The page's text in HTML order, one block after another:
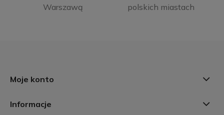
Warszawą
polskich miastach
Moje konto
Informacje